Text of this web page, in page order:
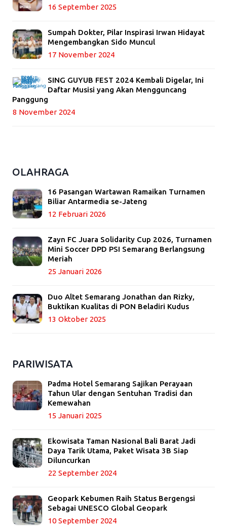
16 September 2025
Sumpah Dokter, Pilar Inspirasi Irwan Hidayat
Mengembangkan Sido Muncul
17 November 2024
SING GUYUB FEST 2024 Kembali Digelar, Ini
Daftar Musisi yang Akan Mengguncang
Panggung
8 November 2024
OLAHRAGA
16 Pasangan Wartawan Ramaikan Turnamen
Biliar Antarmedia se-Jateng
12 Februari 2026
Zayn FC Juara Solidarity Cup 2026, Turnamen
Mini Soccer DPD PSI Semarang Berlangsung
Meriah
25 Januari 2026
Duo Altet Semarang Jonathan dan Rizky,
Buktikan Kualitas di PON Beladiri Kudus
13 Oktober 2025
PARIWISATA
Padma Hotel Semarang Sajikan Perayaan
Tahun Ular dengan Sentuhan Tradisi dan
Kemewahan
15 Januari 2025
Ekowisata Taman Nasional Bali Barat Jadi
Daya Tarik Utama, Paket Wisata 3B Siap
Diluncurkan
22 September 2024
Geopark Kebumen Raih Status Bergengsi
Sebagai UNESCO Global Geopark
10 September 2024